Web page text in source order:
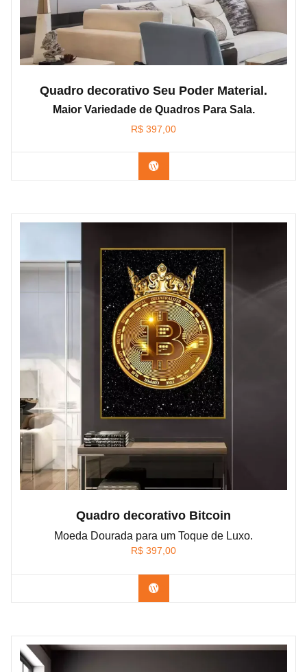
Quadro decorativo Seu Poder Material.
Maior Variedade de Quadros Para Sala.
R$ 397,00
Confira os modelos
Quadro decorativo Bitcoin
Moeda Dourada para um Toque de Luxo.
R$ 397,00
Confira os modelos